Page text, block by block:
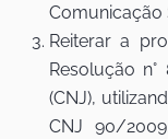
Comunicação
Reiterar a
Resolução
(CNJ),
CNJ 90/